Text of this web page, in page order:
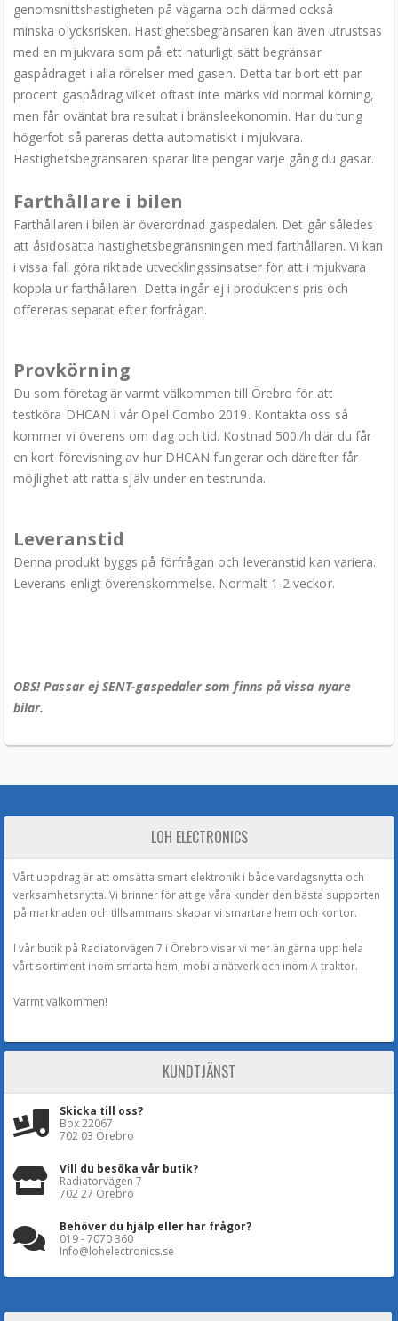
genomsnittshastigheten på vägarna och därmed också
minska olycksrisken. Hastighetsbegränsaren kan även utrustsas
med en mjukvara som på ett naturligt sätt begränsar
gaspådraget i alla rörelser med gasen. Detta tar bort ett par
procent gaspådrag vilket oftast inte märks vid normal körning,
men får oväntat bra resultat i bränsleekonomin. Har du tung
högerfot så pareras detta automatiskt i mjukvara.
Hastighetsbegränsaren sparar lite pengar varje gång du gasar.
Farthållare i bilen
Farthållaren i bilen är överordnad gaspedalen. Det går således
att åsidosätta hastighetsbegränsningen med farthållaren. Vi kan
i vissa fall göra riktade utvecklingssinsatser för att i mjukvara
koppla ur farthållaren. Detta ingår ej i produktens pris och
offereras separat efter förfrågan.
Provkörning
Du som företag är varmt välkommen till Örebro för att
testköra DHCAN i vår Opel Combo 2019. Kontakta oss så
kommer vi överens om dag och tid. Kostnad 500:/h där du får
en kort förevisning av hur DHCAN fungerar och därefter får
möjlighet att ratta själv under en testrunda.
Leveranstid
Denna produkt byggs på förfrågan och leveranstid kan variera.
Leverans enligt överenskommelse. Normalt 1-2 veckor.
OBS! Passar ej SENT-gaspedaler som finns på vissa nyare
bilar.
LOH ELECTRONICS
Vårt uppdrag är att omsätta smart elektronik i både vardagsnytta och
verksamhetsnytta. Vi brinner för att ge våra kunder den bästa supporten
på marknaden och tillsammans skapar vi smartare hem och kontor.
I vår butik på Radiatorvägen 7 i Örebro visar vi mer än gärna upp hela
vårt sortiment inom smarta hem, mobila nätverk och inom A-traktor.
Varmt välkommen!
KUNDTJÄNST
Skicka till oss?
Box 22067
702 03 Örebro
Vill du besöka vår butik?
Radiatorvägen 7
702 27 Örebro
Behöver du hjälp eller har frågor?
019 - 7070 360
Info@lohelectronics.se